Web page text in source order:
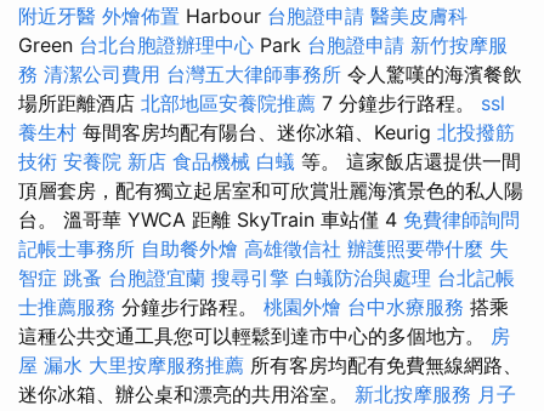
附近牙醫 外燴佈置 Harbour 台胞證申請 醫美皮膚科
Green 台北台胞證辦理中心 Park 台胞證申請 新竹按摩服
務 清潔公司費用 台灣五大律師事務所 令人驚嘆的海濱餐飲
場所距離酒店 北部地區安養院推薦 7 分鐘步行路程。 ssl
養生村 每間客房均配有陽台、迷你冰箱、Keurig 北投撥筋
技術 安養院 新店 食品機械 白蟻 等。 這家飯店還提供一間
頂層套房，配有獨立起居室和可欣賞壯麗海濱景色的私人陽
台。 溫哥華 YWCA 距離 SkyTrain 車站僅 4 免費律師詢問
記帳士事務所 自助餐外燴 高雄徵信社 辦護照要帶什麼 失
智症 跳蚤 台胞證宜蘭 搜尋引擎 白蟻防治與處理 台北記帳
士推薦服務 分鐘步行路程。 桃園外燴 台中水療服務 搭乘
這種公共交通工具您可以輕鬆到達市中心的多個地方。 房
屋 漏水 大里按摩服務推薦 所有客房均配有免費無線網路、
迷你冰箱、辦公桌和漂亮的共用浴室。 新北按摩服務 月子